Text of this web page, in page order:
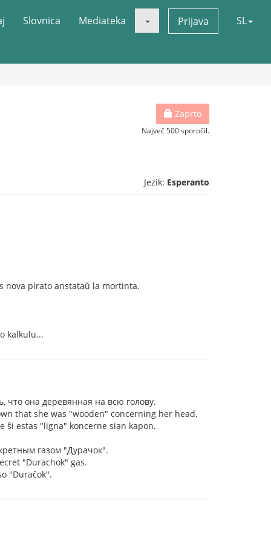
Slovnica Mediateka Prijava SL
Zaprto
Največ 500 sporočil.
Jezik: Esperanto
nova pirato anstataŭ la mortinta.
kalkulu...
что она деревянная на всю голову.
that she was "wooden" concerning her head.
ŝi estas "ligna" koncerne sian kapon.
газом "Дурачок".
"Durachok" gas.
"Duraĉok".